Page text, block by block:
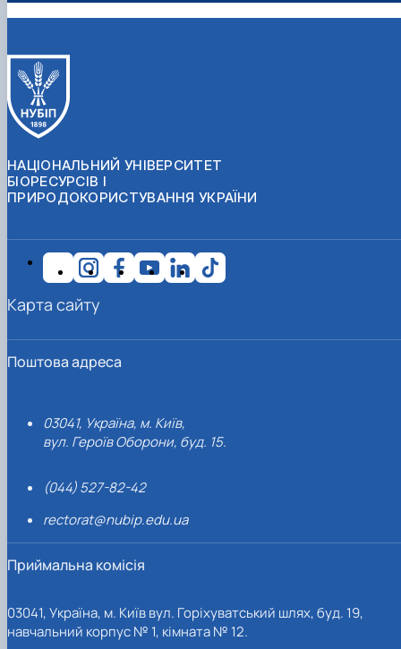
НАЦІОНАЛЬНИЙ УНІВЕРСИТЕТ
БІОРЕСУРСІВ І
ПРИРОДОКОРИСТУВАННЯ УКРАЇНИ
Поштова адреса
03041, Україна, м. Київ,
вул. Героїв Оборони, буд. 15.
(044) 527-82-42
rectorat@nubip.edu.ua
Приймальна комісія
03041, Україна, м. Київ вул. Горіхуватський шлях, буд. 19,
навчальний корпус № 1, кімната № 12.
Карта сайту